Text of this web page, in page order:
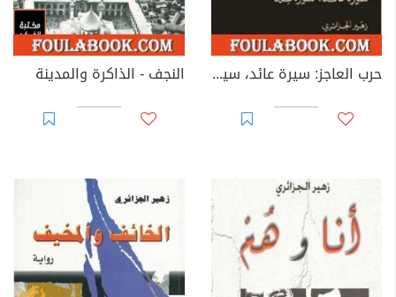
حرب العاجز: سيرة عائد، سيرة بلد النجف - الذاكرة والمدينة